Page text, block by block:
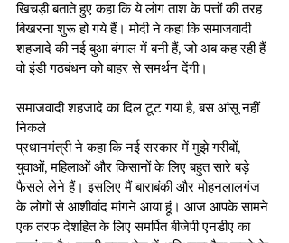
खिचड़ी बताते हुए कहा कि ये लोग ताश के पत्तों की तरह
बिखरना शुरू हो गये हैं। मोदी ने कहा कि समाजवादी
शहजादे की नई बुआ बंगाल में बनी हैं, जो अब कह रही हैं
वो इंडी गठबंधन को बाहर से समर्थन देंगी।
समाजवादी शहजादे का दिल टूट गया है, बस आंसू नहीं
निकले
प्रधानमंत्री ने कहा कि नई सरकार में मुझे गरीबों,
युवाओं, महिलाओं और किसानों के लिए बहुत सारे बड़े
फैसले लेने हैं। इसलिए मैं बाराबंकी और मोहनलालगंज
के लोगों से आशीर्वाद मांगने आया हूं। आज आपके सामने
एक तरफ देशहित के लिए समर्पित बीजेपी एनडीए का